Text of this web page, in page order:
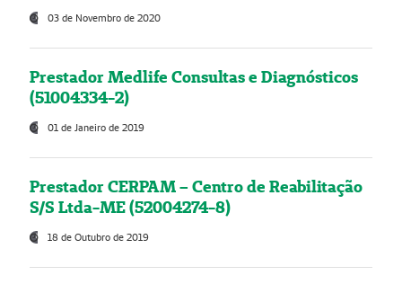
03 de Novembro de 2020
Prestador Medlife Consultas e Diagnósticos
(51004334-2)
01 de Janeiro de 2019
Prestador CERPAM – Centro de Reabilitação
S/S Ltda-ME (52004274-8)
18 de Outubro de 2019